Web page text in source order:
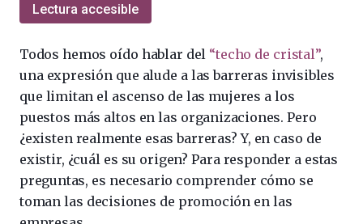
Lectura accesible
Todos hemos oído hablar del “techo de cristal”,
una expresión que alude a las barreras invisibles
que limitan el ascenso de las mujeres a los
puestos más altos en las organizaciones. Pero
¿existen realmente esas barreras? Y, en caso de
existir, ¿cuál es su origen? Para responder a estas
preguntas, es necesario comprender cómo se
toman las decisiones de promoción en las